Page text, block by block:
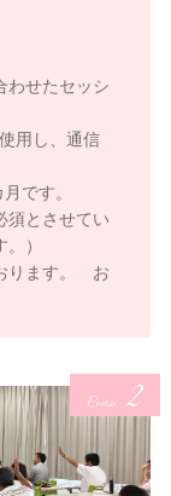
わせたセッシ
用し、通信
です。
須とさせてい
）
ります。 お
Course 2